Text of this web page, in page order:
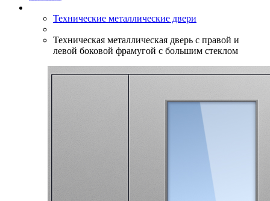
Технические металлические двери
Техническая металлическая дверь с правой и
левой боковой фрамугой с большим стеклом